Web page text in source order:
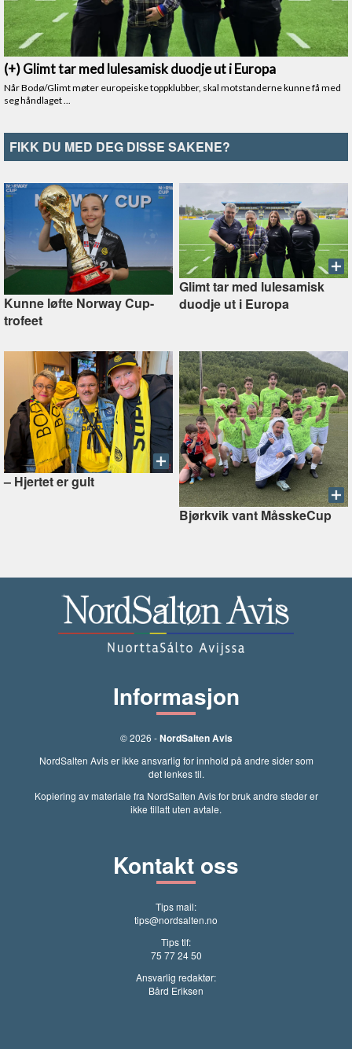
FIKK DU MED DEG DISSE SAKENE?
Kunne løfte Norway Cup-
trofeet
Glimt tar med lulesamisk
duodje ut i Europa
–⁠ Hjertet er gult
Bjørkvik vant MåsskeCup
Informasjon
© 2026 -NordSalten Avis
NordSalten Avis er ikke ansvarlig for innhold på andre sider som
det lenkes til.
Kopiering av materiale fra NordSalten Avis for bruk andre steder er
ikke tillatt uten avtale.
Kontakt oss
Tips mail:
tips@nordsalten.no
Tips tlf:
75 77 24 50
Ansvarlig redaktør:
Bård Eriksen